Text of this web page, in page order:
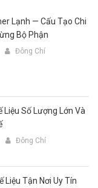
Lạnh — Cấu Tạo Chi
Bộ Phận
Đông Chí
Liệu Số Lượng Lớn Và
Đông Chí
Liệu Tận Nơi Uy Tín